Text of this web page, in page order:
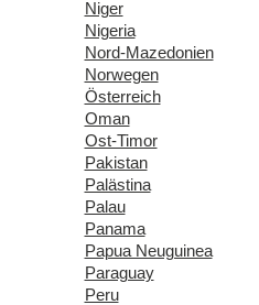
Niger
Nigeria
Nord-Mazedonien
Norwegen
Österreich
Oman
Ost-Timor
Pakistan
Palästina
Palau
Panama
Papua Neuguinea
Paraguay
Peru